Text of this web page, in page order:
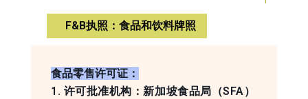
F&B执照：食品和饮料牌照
食品零售许可证：
1. 许可批准机构：新加坡食品局（SFA）